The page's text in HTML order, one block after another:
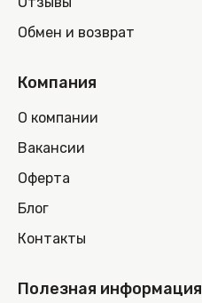
Обмен и возврат
Компания
О компании
Вакансии
Оферта
Блог
Контакты
Полезная информация